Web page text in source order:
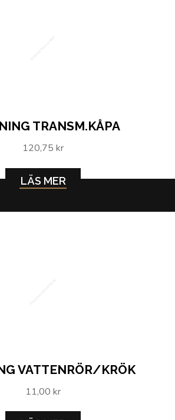
TRANSM.KÅPA
120,75 kr
LÄS MER
VATTENRÖR/KRÖK
11,00 kr